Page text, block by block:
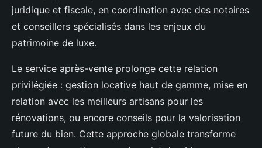
juridique et fiscale, en coordination avec des notaires
et conseillers spécialisés dans les enjeux du
patrimoine de luxe.
Le service après-vente prolonge cette relation
privilégiée : gestion locative haut de gamme, mise en
relation avec les meilleurs artisans pour les
rénovations, ou encore conseils pour la valorisation
future du bien. Cette approche globale transforme